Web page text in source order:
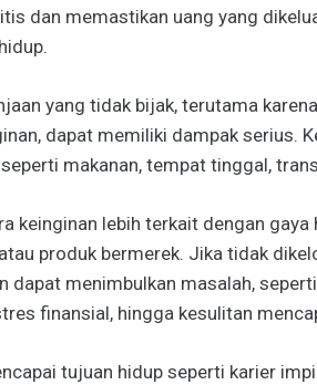
dan memastikan uang yang
yang tidak bijak, terutama
dapat memiliki dampak serius.
makanan, tempat tinggal,
keinginan lebih terkait dengan
produk bermerek. Jika tidak
dapat menimbulkan masalah,
finansial, hingga kesulitan
tujuan hidup seperti karier